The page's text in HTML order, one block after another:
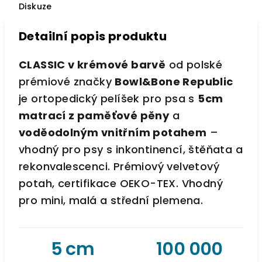
Diskuze
Detailní popis produktu
CLASSIC v krémové barvě od polské
prémiové značky Bowl&Bone Republic
je ortopedický pelíšek pro psa s 5cm
matrací z paměťové pěnya
voděodolným vnitřním potahem –
vhodný pro psy s inkontinencí, štěňata a
rekonvalescenci. Prémiový velvetový
potah, certifikace OEKO-TEX. Vhodný
pro mini, malá a střední plemena.
5 cm 100 000